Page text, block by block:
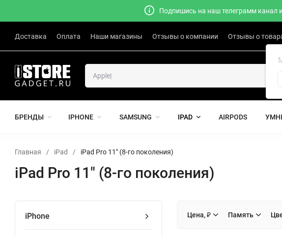
Подпишись на наш телеграмм канал
Доставка Оплата Наши магазины Отзывы о компании Отзывы о
БРЕНДЫ IPHONE SAMSUNG IPAD AIRPODS
Главная / iPad / iPad Pro 11" (8-го поколения)
iPad Pro 11" (8-го поколения)
iPhone Цена, ₽ Память